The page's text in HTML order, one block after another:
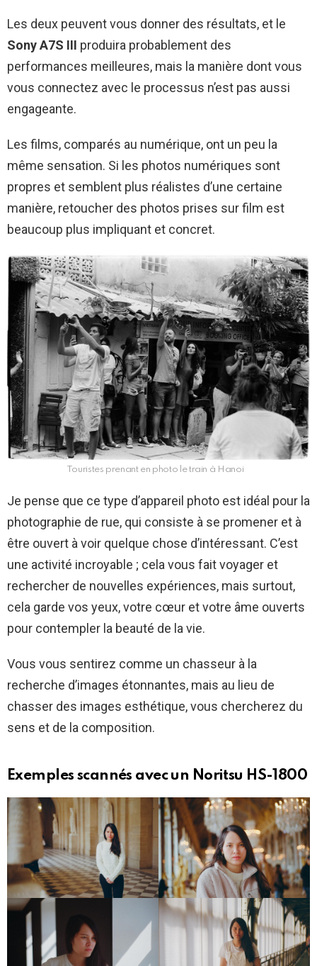
Les deux peuvent vous donner des résultats, et le
Sony A7S III produira probablement des
performances meilleures, mais la manière dont vous
vous connectez avec le processus n’est pas aussi
engageante.
Les films, comparés au numérique, ont un peu la
même sensation. Si les photos numériques sont
propres et semblent plus réalistes d’une certaine
manière, retoucher des photos prises sur film est
beaucoup plus impliquant et concret.
Touristes prenant en photo le train à Hanoi
Je pense que ce type d’appareil photo est idéal pour la
photographie de rue, qui consiste à se promener et à
être ouvert à voir quelque chose d’intéressant. C’est
une activité incroyable ; cela vous fait voyager et
rechercher de nouvelles expériences, mais surtout,
cela garde vos yeux, votre cœur et votre âme ouverts
pour contempler la beauté de la vie.
Vous vous sentirez comme un chasseur à la
recherche d’images étonnantes, mais au lieu de
chasser des images esthétique, vous chercherez du
sens et de la composition.
Exemples scannés avec un Noritsu HS-1800